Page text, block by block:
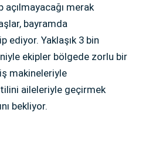
açılmayacağı merak
bayramda
ediyor. Yaklaşık 3 bin
ekipler bölgede zorlu bir
makineleriyle
aileleriyle geçirmek
bekliyor.